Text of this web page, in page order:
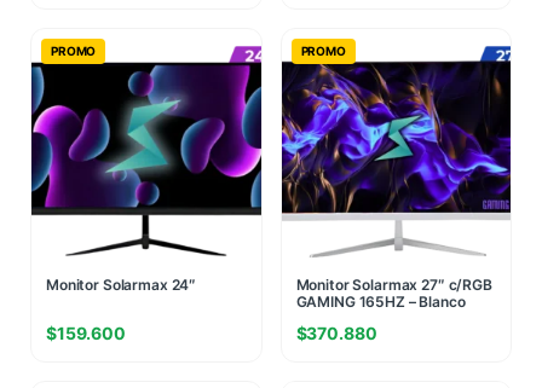
PROMO
Monitor Solarmax 24″
$159.600
PROMO
Monitor Solarmax 27″ c/RGB
GAMING 165HZ – Blanco
$370.880